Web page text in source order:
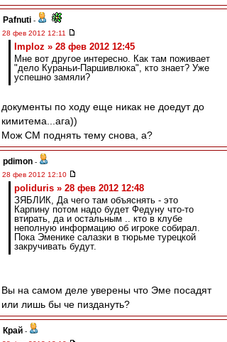
Pafnuti -
28 фев 2012 12:11
Imploz » 28 фев 2012 12:45
Мне вот другое интересно. Как там поживает
"дело Кураньи-Паршивлюка", кто знает? Уже
успешно замяли?
документы по ходу еще никак не доедут до
кимитема...ага))
Мож СМ поднять тему снова, а?
pdimon -
28 фев 2012 12:10
poliduris » 28 фев 2012 12:48
ЗЯБЛИК, Да чего там объяснять - это
Карпину потом надо будет Федуну что-то
втирать, да и остальным .. кто в клубе
неполную информацию об игроке собирал.
Пока Эменике салазки в тюрьме турецкой
закручивать будут.
Вы на самом деле уверены что Эме посадят
или лишь бы че пиздануть?
Край -